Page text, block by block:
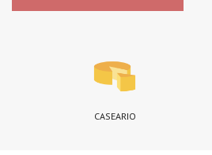
CASEARIO